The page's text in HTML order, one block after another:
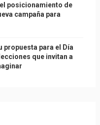
posicionamiento de
campaña para
propuesta para el Día
que invitan a